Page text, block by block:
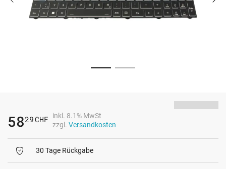
5829CHF
inkl. 8.1% MwSt
zzgl. Versandkosten
30 Tage Rückgabe